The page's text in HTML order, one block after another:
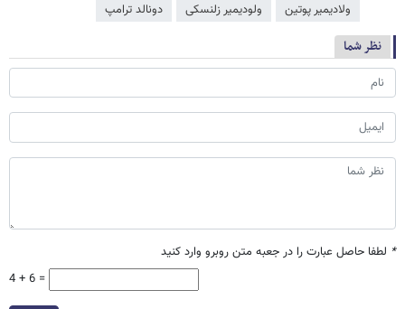
ولادیمیر پوتین ولودیمیر زلنسکی دونالد ترامپ
نظر شما
* لطفا حاصل عبارت را در جعبه متن روبرو وارد کنید
4 + 6 =